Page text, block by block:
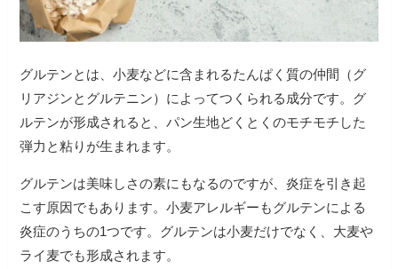
グルテンとは、小麦などに含まれるたんぱく質の仲間（グ
リアジンとグルテニン）によってつくられる成分です。グ
ルテンが形成されると、パン生地どくとくのモチモチした
弾力と粘りが生まれます。
グルテンは美味しさの素にもなるのですが、炎症を引き起
こす原因でもあります。小麦アレルギーもグルテンによる
炎症のうちの1つです。グルテンは小麦だけでなく、大麦や
ライ麦でも形成されます。